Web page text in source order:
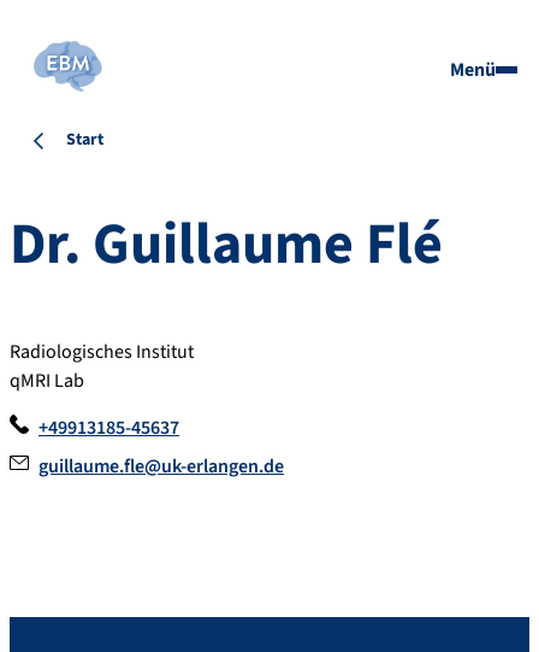
Menü
Start
Dr. Guillaume Flé
Radiologisches Institut
qMRI Lab
+49913185-45637
guillaume.fle@uk-erlangen.de